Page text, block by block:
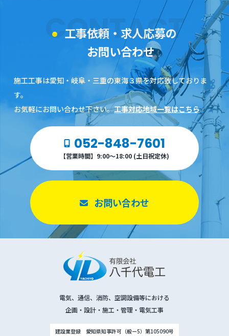
工事依頼・求人応募の
お問い合わせ
CONTACT
施工工事は愛知・岐阜・三重の東海３県を対応致しておりま
す。
お気軽にお問い合わせ下さい。工事対応地域一覧はこちら
052-848-7601
【営業時間】9:00～18:00 (土日祝定休)
お問い合わせ
電気、通信、消防、空調設備等における
企画・設計・施工・管理・電気工事
建設業登録 愛知県知事許可（般ー5）第105090号